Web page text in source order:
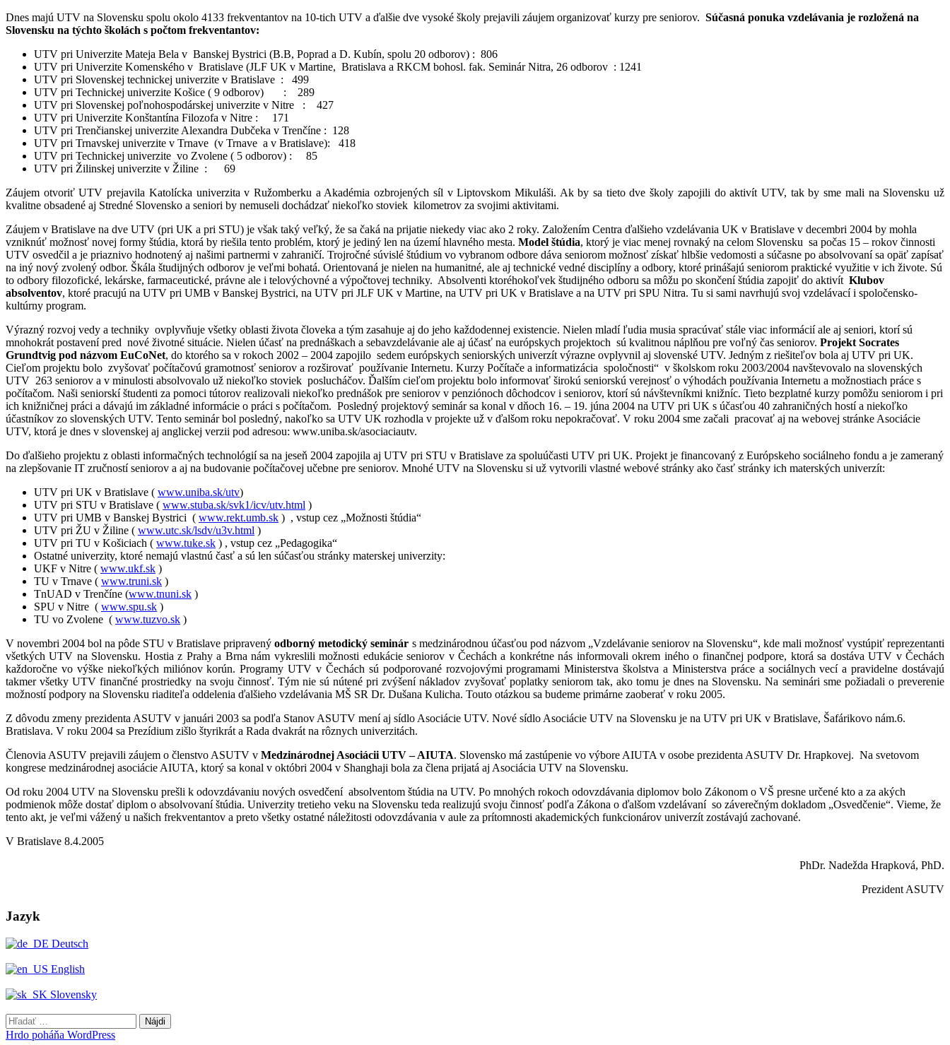
Dnes majú UTV na Slovensku spolu okolo 4133 frekventantov na 10-tich UTV a ďalšie dve vysoké školy prejavili záujem organizovať kurzy pre seniorov. Súčasná ponuka vzdelávania je rozložená na
Slovensku na týchto školách s počtom frekventantov:
UTV pri Univerzite Mateja Bela v Banskej Bystrici (B.B, Poprad a D. Kubín, spolu 20 odborov) : 806
UTV pri Univerzite Komenského v Bratislave (JLF UK v Martine, Bratislava a RKCM bohosl. fak. Seminár Nitra, 26 odborov : 1241
UTV pri Slovenskej technickej univerzite v Bratislave : 499
UTV pri Technickej univerzite Košice ( 9 odborov) : 289
UTV pri Slovenskej poľnohospodárskej univerzite v Nitre : 427
UTV pri Univerzite Konštantína Filozofa v Nitre : 171
UTV pri Trenčianskej univerzite Alexandra Dubčeka v Trenčíne : 128
UTV pri Trnavskej univerzite v Trnave (v Trnave a v Bratislave): 418
UTV pri Technickej univerzite vo Zvolene ( 5 odborov) : 85
UTV pri Žilinskej univerzite v Žiline : 69
Záujem otvoriť UTV prejavila Katolícka univerzita v Ružomberku a Akadémia ozbrojených síl v Liptovskom Mikuláši. Ak by sa tieto dve školy zapojili do aktivít UTV, tak by sme mali na Slovensku už
kvalitne obsadené aj Stredné Slovensko a seniori by nemuseli dochádzať niekoľko stoviek kilometrov za svojimi aktivitami.
Záujem v Bratislave na dve UTV (pri UK a pri STU) je však taký veľký, že sa čaká na prijatie niekedy viac ako 2 roky. Založením Centra ďalšieho vzdelávania UK v Bratislave v decembri 2004 by mohla
vzniknúť možnosť novej formy štúdia, ktorá by riešila tento problém, ktorý je jediný len na území hlavného mesta. Model štúdia, ktorý je viac menej rovnaký na celom Slovensku sa počas 15 – rokov činnosti
UTV osvedčil a je priaznivo hodnotený aj našimi partnermi v zahraničí. Trojročné súvislé štúdium vo vybranom odbore dáva seniorom možnosť získať hlbšie vedomosti a súčasne po absolvovaní sa opäť zapísať
na iný nový zvolený odbor. Škála študijných odborov je veľmi bohatá. Orientovaná je nielen na humanitné, ale aj technické vedné disciplíny a odbory, ktoré prinášajú seniorom praktické využitie v ich živote. Sú
to odbory filozofické, lekárske, farmaceutické, právne ale i telovýchovné a výpočtovej techniky. Absolventi ktoréhokoľvek študijného odboru sa môžu po skončení štúdia zapo­jiť do aktivít Klubov
absolventov, ktoré pracujú na UTV pri UMB v Banskej Bystrici, na UTV pri JLF UK v Martine, na UTV pri UK v Bratislave a na UTV pri SPU Nitra. Tu si sami navrhujú svoj vzdelávací i spoločensko-
kultúrny program.
Výrazný rozvoj vedy a techniky ovplyvňuje všetky oblasti života človeka a tým zasahuje aj do jeho každodennej existencie. Nielen mladí ľudia musia spracúvať stále viac informácií ale aj seniori, ktorí sú
mnohokrát postavení pred nové životné situácie. Nielen účasť na prednáškach a sebavzdelávanie ale aj účasť na európskych projektoch sú kvalitnou náplňou pre voľný čas seniorov. Projekt Socrates
Grundtvig pod názvom EuCoNet, do ktorého sa v rokoch 2002 – 2004 zapojilo sedem európskych seniorských univerzít výrazne ovplyvnil aj slovenské UTV. Jedným z riešiteľov bola aj UTV pri UK.
Cieľom projektu bolo zvyšovať počítačovú gramotnosť seniorov a rozširovať používanie Internetu. Kurzy Počítače a informatizácia spoločnosti“ v školskom roku 2003/2004 navštevovalo na slovenských
UTV 263 seniorov a v minulosti absolvovalo už niekoľko stoviek poslucháčov. Ďalším cieľom projektu bolo informovať širokú seniorskú verejnosť o výhodách používania Internetu a možnostiach práce s
počítačom. Naši seniorskí študenti za pomoci tútorov realizovali niekoľko prednášok pre seniorov v penziónoch dôchodcov i seniorov, ktorí sú návštevníkmi knižníc. Tieto bezplatné kurzy pomôžu seniorom i pri
ich knižničnej práci a dávajú im základné informácie o práci s počítačom. Posledný projektový seminár sa konal v dňoch 16. – 19. júna 2004 na UTV pri UK s účasťou 40 zahraničných hostí a niekoľko
účastníkov zo slovenských UTV. Tento seminár bol posledný, nakoľko sa UTV UK rozhodla v projekte už v ďalšom roku nepokračovať. V roku 2004 sme začali pracovať aj na webovej stránke Asociácie
UTV, ktorá je dnes v slovenskej aj anglickej verzii pod adresou: www.uniba.sk/asociaciautv.
Do ďalšieho projektu z oblasti informačných technológií sa na jeseň 2004 zapojila aj UTV pri STU v Bratislave za spoluúčasti UTV pri UK. Projekt je financovaný z Európskeho sociálneho fondu a je zameraný
na zlepšovanie IT zručností seniorov a aj na budovanie počítačovej učebne pre seniorov. Mnohé UTV na Slovensku si už vytvorili vlastné webové stránky ako časť stránky ich materských univerzít:
UTV pri UK v Bratislave ( www.uniba.sk/utv)
UTV pri STU v Bratislave ( www.stuba.sk/svk1/icv/utv.html )
UTV pri UMB v Banskej Bystrici ( www.rekt.umb.sk ) , vstup cez „Možnosti štúdia“
UTV pri ŽU v Žiline ( www.utc.sk/lsdv/u3v.html )
UTV pri TU v Košiciach ( www.tuke.sk ) , vstup cez „Pedagogika“
Ostatné univerzity, ktoré nemajú vlastnú časť a sú len súčasťou stránky materskej univerzity:
UKF v Nitre ( www.ukf.sk )
TU v Trnave ( www.truni.sk )
TnUAD v Trenčíne (www.tnuni.sk )
SPU v Nitre ( www.spu.sk )
TU vo Zvolene ( www.tuzvo.sk )
V novembri 2004 bol na pôde STU v Bratislave pripravený odborný metodický seminár s medzinárodnou účasťou pod názvom „Vzdelávanie seniorov na Slovensku“, kde mali možnosť vystúpiť reprezentanti
všetkých UTV na Slovensku. Hostia z Prahy a Brna nám vykreslili možnosti edukácie seniorov v Čechách a konkrétne nás informovali okrem iného o finančnej podpore, ktorá sa dostáva UTV v Čechách
každoročne vo výške niekoľkých miliónov korún. Programy UTV v Čechách sú podporované rozvojovými programami Ministerstva školstva a Ministerstva práce a sociálnych vecí a pravidelne dostávajú
takmer všetky UTV finančné prostriedky na svoju činnosť. Tým nie sú nútené pri zvýšení nákladov zvyšovať poplatky seniorom tak, ako tomu je dnes na Slovensku. Na seminári sme požiadali o preverenie
možností podpory na Slovensku riaditeľa oddelenia ďalšieho vzdelávania MŠ SR Dr. Dušana Kulicha. Touto otázkou sa budeme primárne zaoberať v roku 2005.
Z dôvodu zmeny prezidenta ASUTV v januári 2003 sa podľa Stanov ASUTV mení aj sídlo Asociácie UTV. Nové sídlo Asociácie UTV na Slovensku je na UTV pri UK v Bratislave, Šafárikovo nám.6.
Bratislava. V roku 2004 sa Prezídium zišlo štyrikrát a Rada dvakrát na rôznych univerzitách.
Členovia ASUTV prejavili záujem o členstvo ASUTV v Medzinárodnej Asociácii UTV – AIUTA. Slovensko má zastúpenie vo výbore AIUTA v osobe prezidenta ASUTV Dr. Hrapkovej. Na svetovom
kongrese medzinárodnej asociácie AIUTA, ktorý sa konal v októbri 2004 v Shanghaji bola za člena prijatá aj Asociácia UTV na Slovensku.
Od roku 2004 UTV na Slovensku prešli k odovzdávaniu nových osvedčení absolventom štúdia na UTV. Po mnohých rokoch odovzdávania diplomov bolo Zákonom o VŠ presne určené kto a za akých
podmienok môže dostať diplom o absolvovaní štúdia. Univerzity tretieho veku na Slovensku teda realizujú svoju činnosť podľa Zákona o ďalšom vzdelávaní so záverečným dokladom „Osvedčenie“. Vieme, že
tento akt, je veľmi vážený u našich frekventantov a preto všetky ostatné náležitosti odovzdávania v aule za prítomnosti akademických funkcionárov univerzít zostávajú zachované.
V Bratislave 8.4.2005
PhDr. Nadežda Hrapková, PhD.
Prezident ASUTV
Jazyk
Deutsch
English
Slovensky
Hľadať:
Hrdo poháňa WordPress